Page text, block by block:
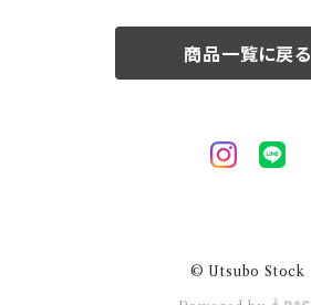
商品一覧に戻る
© Utsubo Stock